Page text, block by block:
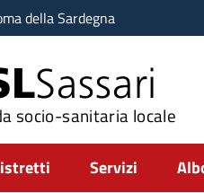
della Sardegna
Sassari
socio-sanitaria locale
Servizi